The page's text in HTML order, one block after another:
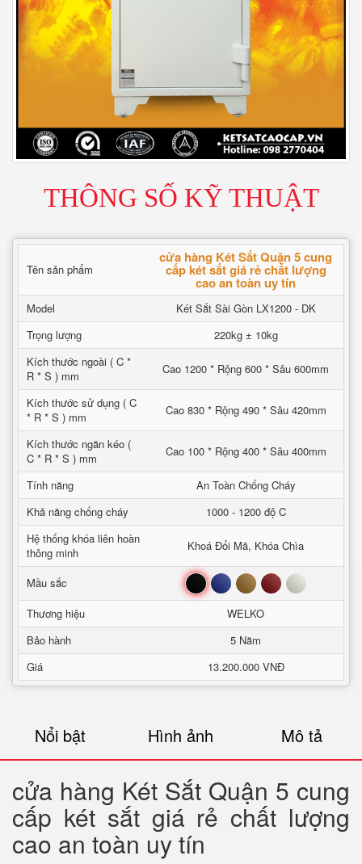
THÔNG SỐ KỸ THUẬT
Tên sản phẩm
cửa hàng Két Sắt Quận 5 cung
cấp két sắt giá rẻ chất lượng
cao an toàn uy tín
Model
Két Sắt Sài Gòn LX1200 - DK
Trọng lượng
220kg ± 10kg
Kích thước ngoài ( C *
R * S ) mm
Cao 1200 * Rộng 600 * Sâu 600mm
Kích thước sử dụng ( C
* R * S ) mm
Cao 830 * Rộng 490 * Sâu 420mm
Kích thước ngăn kéo (
C * R * S ) mm
Cao 100 * Rộng 400 * Sâu 400mm
Tính năng
An Toàn Chống Cháy
Khả năng chống cháy
1000 - 1200 độ C
Hệ thống khóa liên hoàn
thông minh
Khoá Đổi Mã, Khóa Chìa
Mầu sắc Đen Xanh Nâu Đỏ Trắng
Thương hiệu
WELKO
Bảo hành
5 Năm
Giá
13.200.000 VNĐ
Nổi bật Hình ảnh Mô tả
cửa hàng Két Sắt Quận 5 cung
cấp két sắt giá rẻ chất lượng
cao an toàn uy tín